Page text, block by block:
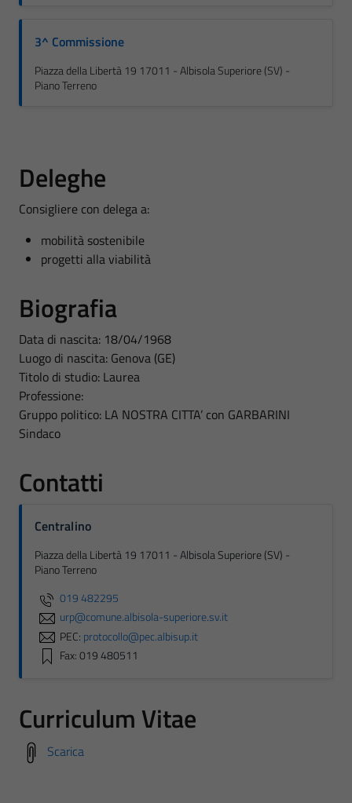
3^ Commissione
Piazza della Libertà 19 17011 - Albisola Superiore (SV) -
Piano Terreno
Deleghe
Consigliere con delega a:
mobilità sostenibile
progetti alla viabilità
Biografia
Data di nascita: 18/04/1968
Luogo di nascita: Genova (GE)
Titolo di studio: Laurea
Professione:
Gruppo politico: LA NOSTRA CITTA’ con GARBARINI
Sindaco
Contatti
Centralino
Piazza della Libertà 19 17011 - Albisola Superiore (SV) -
Piano Terreno
019 482295
urp@comune.albisola-superiore.sv.it
PEC: protocollo@pec.albisup.it
Fax: 019 480511
Curriculum Vitae
Scarica